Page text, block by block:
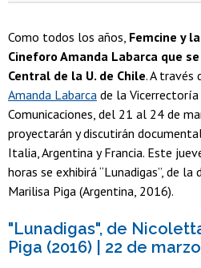
Como todos los años, Femcine y
Cineforo Amanda Labarca que
Central de la U. de Chile. A través
Amanda Labarca de la
Comunicaciones, del 21 al 24 de
proyectarán y discutirán
Italia, Argentina y Francia. Este
horas se exhibirá “Lunadigas”, de
Marilisa Piga (Argentina, 2016).
"Lunadigas", de
Piga (2016) | 22 de